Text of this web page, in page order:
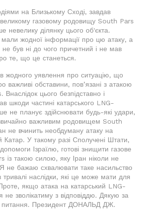
на Близькому Сході, завдав
газовому родовищу South Pars
невелику ділянку цього об'єкта.
жодної інформації про цю атаку, а
був ні до чого причетний і не мав
те, що це станеться.
жодного уявлення про ситуацію, що
важливі обставини, пов’язані з атакою
цього безпідставно і
шкоди частині катарського LNG-
не планує здійснювати будь-які удари,
важливим родовищем South
не вчинить необдуману атаку на
У такому разі Сполучені Штати,
Ізраїлю, готові знищити газове
такою силою, яку Іран ніколи не
Я не бажаю схвалювати таке насильство
наслідки, які це може мати для
якщо атака на катарський LNG-
не зволікатиму з відповіддю. Дякую за
питання. Президент ДОНАЛЬД ДЖ.